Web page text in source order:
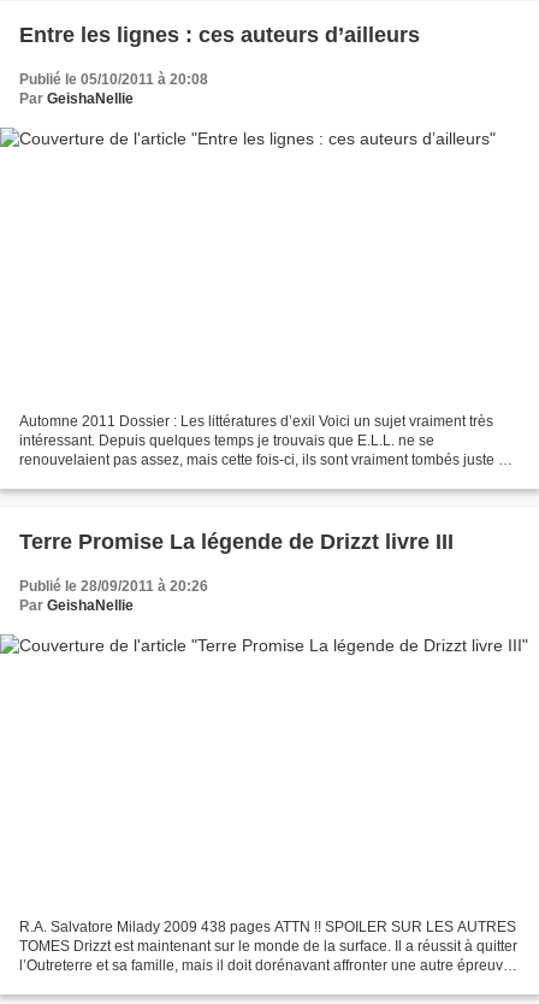
Entre les lignes : ces auteurs d’ailleurs
Publié le 05/10/2011 à 20:08
Par GeishaNellie
Automne 2011 Dossier : Les littératures d’exil Voici un sujet vraiment très
intéressant. Depuis quelques temps je trouvais que E.L.L. ne se
renouvelaient pas assez, mais cette fois-ci, ils sont vraiment tombés juste à
Terre Promise La légende de Drizzt livre III
Publié le 28/09/2011 à 20:26
Par GeishaNellie
R.A. Salvatore Milady 2009 438 pages ATTN !! SPOILER SUR LES AUTRES
TOMES Drizzt est maintenant sur le monde de la surface. Il a réussit à quitter
l’Outreterre et sa famille, mais il doit dorénavant affronter une autre épreuve.